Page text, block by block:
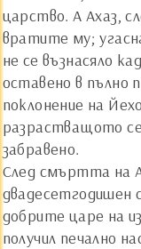
царство. А Ахаз,
вратите му;
не се възнасяло
оставено в пълно
поклонение на
разрастващото
забравено.
След смъртта на
двадесетгодишен
добрите царе на
получил печално